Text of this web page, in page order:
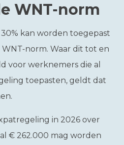
WNT-norm
kan worden toegepast
norm. Waar dit tot en
voor werknemers die al
toepasten, geldt dat
in 2026 over
€ 262.000 mag worden